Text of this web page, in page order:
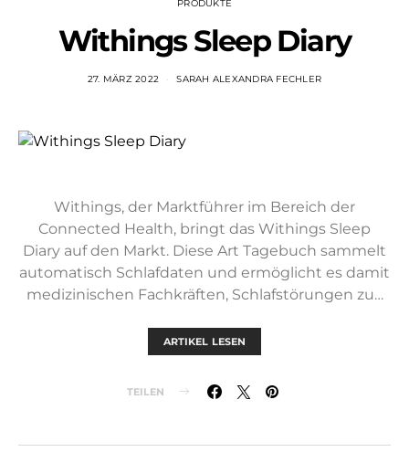
PRODUKTE
Withings Sleep Diary
27. MÄRZ 2022 SARAH ALEXANDRA FECHLER
Withings, der Marktführer im Bereich der
Connected Health, bringt das Withings Sleep
Diary auf den Markt. Diese Art Tagebuch sammelt
automatisch Schlafdaten und ermöglicht es damit
medizinischen Fachkräften, Schlafstörungen zu…
ARTIKEL LESEN
TEILEN